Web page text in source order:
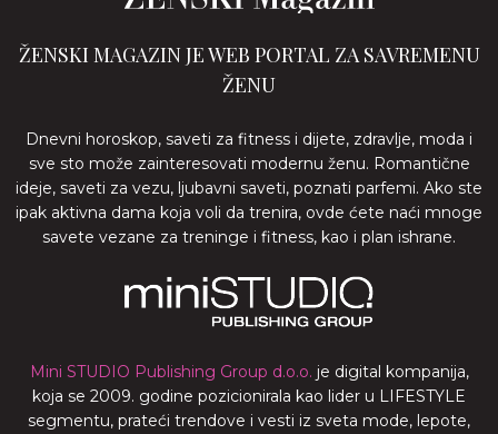
ŽENSKI MAGAZIN JE WEB PORTAL ZA SAVREMENU
ŽENU
Dnevni horoskop, saveti za fitness i dijete, zdravlje, moda i
sve sto može zainteresovati modernu ženu. Romantične
ideje, saveti za vezu, ljubavni saveti, poznati parfemi. Ako ste
ipak aktivna dama koja voli da trenira, ovde ćete naći mnoge
savete vezane za treninge i fitness, kao i plan ishrane.
Mini STUDIO Publishing Group d.o.o. je digital kompanija,
koja se 2009. godine pozicionirala kao lider u LIFESTYLE
segmentu, prateći trendove i vesti iz sveta mode, lepote,